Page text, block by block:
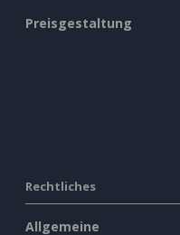
Preisgestaltung
Rechtliches
Allgemeine